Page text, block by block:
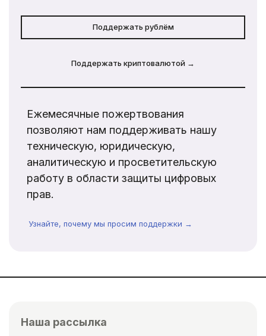
Поддержать рублём
Поддержать криптовалютой →
Ежемесячные пожертвования
позволяют нам поддерживать нашу
техническую, юридическую,
аналитическую и просветительскую
работу в области защиты цифровых
прав.
Узнайте, почему мы просим поддержки →
Наша рассылка